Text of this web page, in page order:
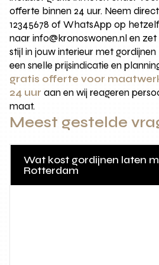
offerte binnen 24 uur. Neem
12345678 of WhatsApp op
naar info@kronoswonen.nl en
stijl in jouw interieur met
een snelle prijsindicatie en
gratis offerte voor
24 uur aan en wij reageren
maat.
Meest gestelde
Wat kost gordijnen laten
Rotterdam